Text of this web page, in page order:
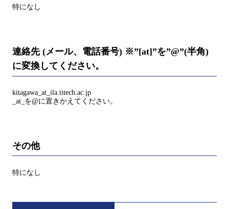
特になし
連絡先 (メール、電話番号) ※”[at]”を”@”(半角)
に変換してください。
kitagawa_at_ila.titech.ac.jp
_at_を@に置きかえてください。
その他
特になし